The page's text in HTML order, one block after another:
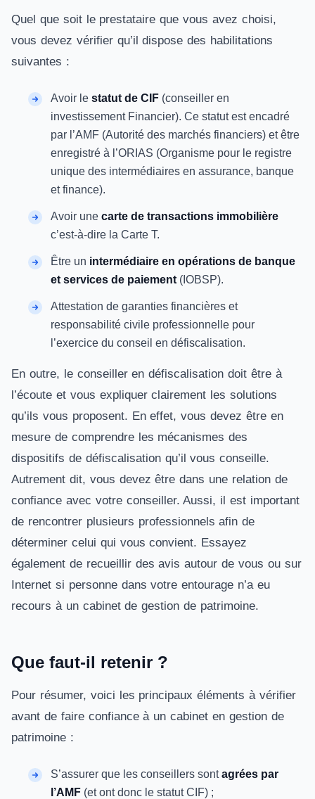
Quel que soit le prestataire que vous avez choisi,
vous devez vérifier qu’il dispose des habilitations
suivantes :
Avoir le statut de CIF (conseiller en
investissement Financier). Ce statut est encadré
par l’AMF (Autorité des marchés financiers) et être
enregistré à l’ORIAS (Organisme pour le registre
unique des intermédiaires en assurance, banque
et finance).
Avoir une carte de transactions immobilière
c’est-à-dire la Carte T.
Être un intermédiaire en opérations de banque
et services de paiement (IOBSP).
Attestation de garanties financières et
responsabilité civile professionnelle pour
l’exercice du conseil en défiscalisation.
En outre, le conseiller en défiscalisation doit être à
l’écoute et vous expliquer clairement les solutions
qu’ils vous proposent. En effet, vous devez être en
mesure de comprendre les mécanismes des
dispositifs de défiscalisation qu’il vous conseille.
Autrement dit, vous devez être dans une relation de
confiance avec votre conseiller. Aussi, il est important
de rencontrer plusieurs professionnels afin de
déterminer celui qui vous convient. Essayez
également de recueillir des avis autour de vous ou sur
Internet si personne dans votre entourage n’a eu
recours à un cabinet de gestion de patrimoine.
Que faut-il retenir ?
Pour résumer, voici les principaux éléments à vérifier
avant de faire confiance à un cabinet en gestion de
patrimoine :
S’assurer que les conseillers sontagrées par
l’AMF (et ont donc le statut CIF) ;